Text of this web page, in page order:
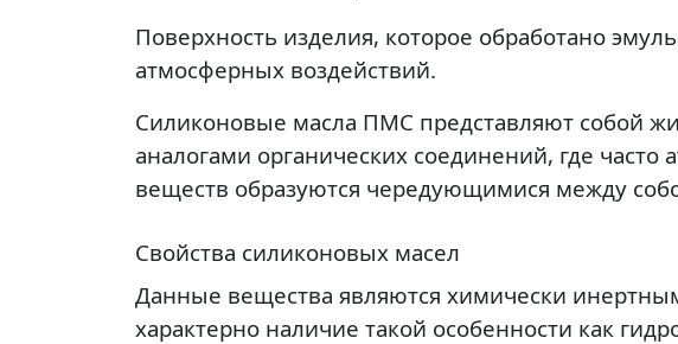
Поверхность изделия, которое обработано
атмосферных воздействий.
Силиконовые масла ПМС представляют собой
аналогами органических соединений, где
веществ образуются чередующимися между
Свойства силиконовых масел
Данные вещества являются химически
характерно наличие такой особенности как